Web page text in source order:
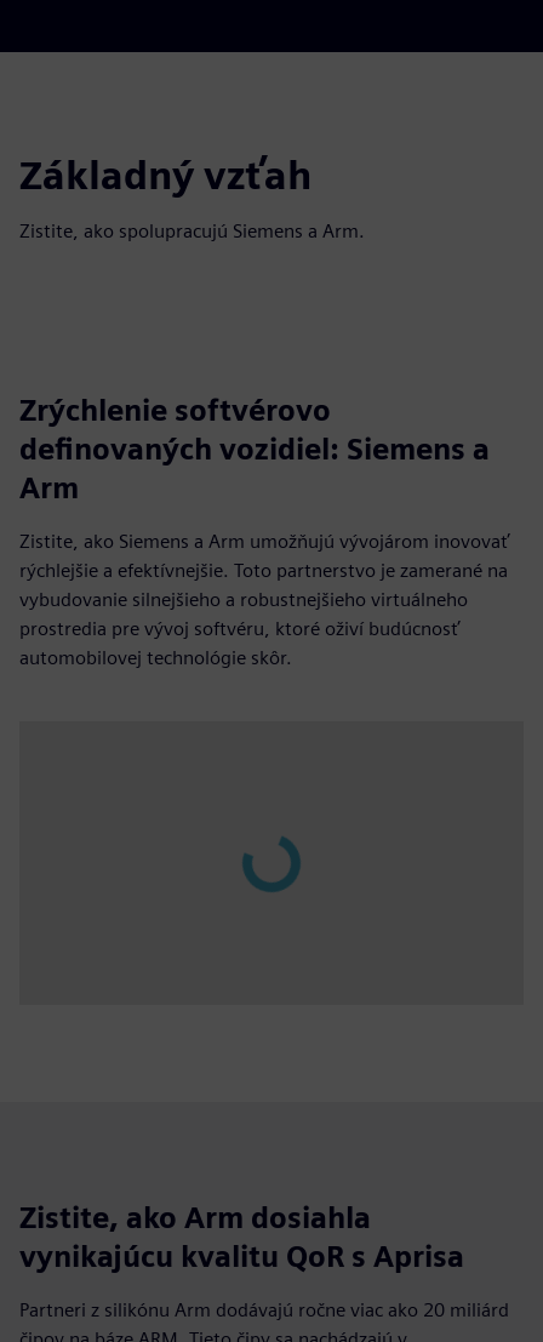
Základný vzťah
Zistite, ako spolupracujú Siemens a Arm.
Zrýchlenie softvérovo
definovaných vozidiel: Siemens a
Arm
Zistite, ako Siemens a Arm umožňujú vývojárom inovovať
rýchlejšie a efektívnejšie. Toto partnerstvo je zamerané na
vybudovanie silnejšieho a robustnejšieho virtuálneho
prostredia pre vývoj softvéru, ktoré oživí budúcnosť
automobilovej technológie skôr.
Play
Zistite, ako Arm dosiahla
vynikajúcu kvalitu QoR s Aprisa
Partneri z silikónu Arm dodávajú ročne viac ako 20 miliárd